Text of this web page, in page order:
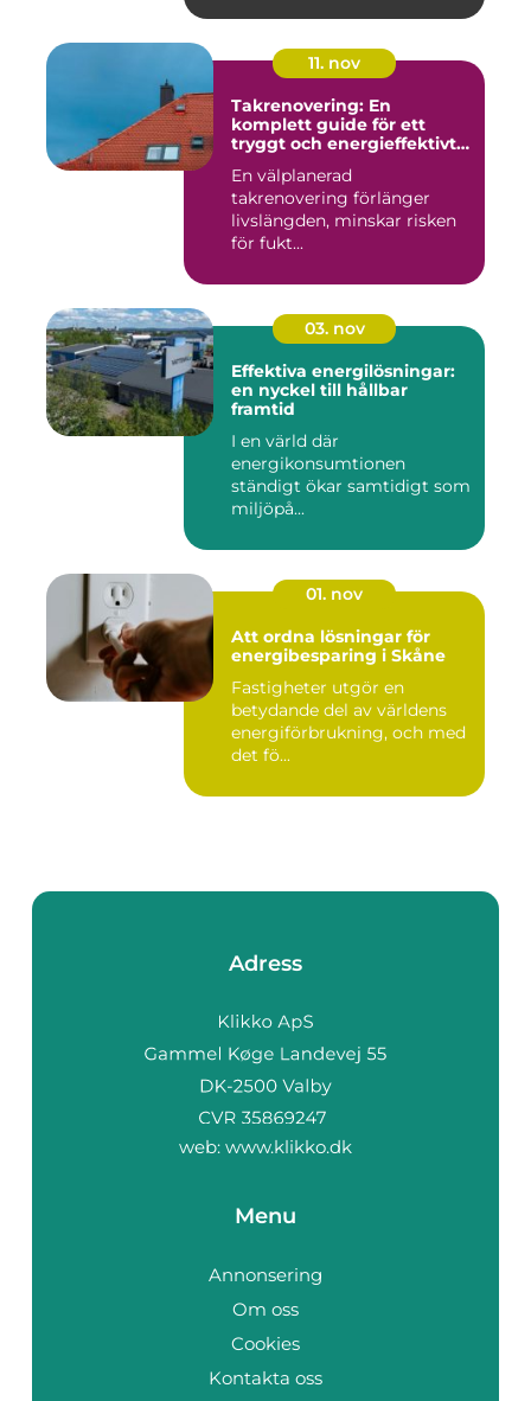
11. nov
Takrenovering: En
komplett guide för ett
tryggt och energieffektivt
En välplanerad
takrenovering förlänger
livslängden, minskar risken
för fukt...
03. nov
Effektiva energilösningar:
en nyckel till hållbar
framtid
I en värld där
energikonsumtionen
ständigt ökar samtidigt som
miljöpå...
01. nov
Att ordna lösningar för
energibesparing i Skåne
Fastigheter utgör en
betydande del av världens
energiförbrukning, och med
det fö...
Adress
web: www.klikko.dk
Menu
Annonsering
Om oss
Cookies
Kontakta oss